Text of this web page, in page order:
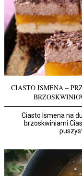
CIASTO ISMENA –
Ciasto Ismena na
brzoskwiniami